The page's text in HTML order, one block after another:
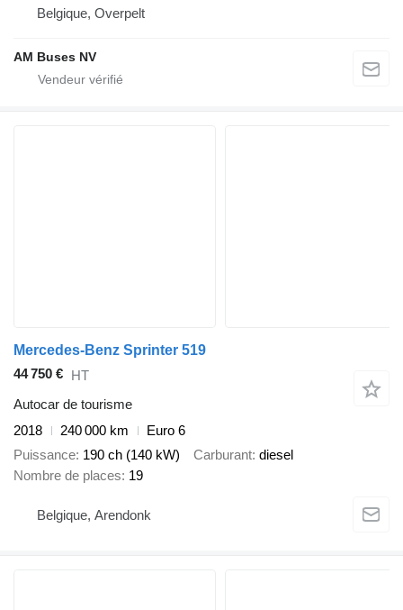
Belgique, Overpelt
AM Buses NV
Mercedes-Benz Sprinter 519
44 750 € HT
Autocar de tourisme
2018
240 000 km
Euro 6
Puissance 190 ch (140 kW) Carburant diesel
Nombre de places 19
Belgique, Arendonk